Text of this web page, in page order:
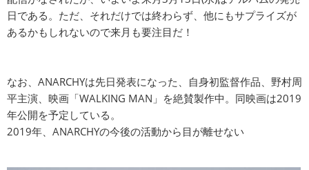
日である。ただ、それだけでは終わらず、他にもサプライズが
あるかもしれないので来月も要注目だ！
なお、ANARCHYは先日発表になった、自身初監督作品、野村周
平主演、映画「WALKING MAN」を絶賛製作中。同映画は2019
年公開を予定している。
2019年、ANARCHYの今後の活動から目が離せない